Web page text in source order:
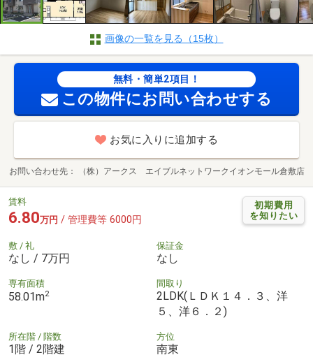
画像の一覧を見る（15枚）
無料・簡単2項目！
この物件にお問い合わせする
お気に入りに追加する
お問い合わせ先 （株）アークス エイブルネットワークイオンモール倉敷店
初期費用
を知りたい
賃料
6.80万円 / 管理費等 6000円
敷 / 礼
なし / 7万円
保証金
なし
専有面積
58.01m2
間取り
2LDK(ＬＤＫ１４．３、洋
５、洋６．２)
所在階 / 階数
1階 / 2階建
方位
南東